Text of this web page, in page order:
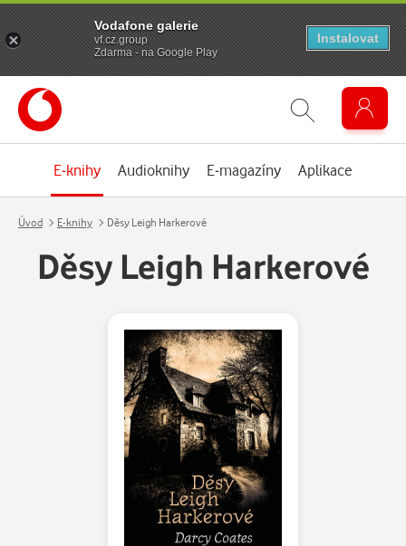
E-knihy Audioknihy E-magazíny Aplikace
Úvod E-knihy Děsy Leigh Harkerové
Děsy Leigh Harkerové
Vodafone galerie
vf.cz.group
Zdarma - na Google Play
Instalovat